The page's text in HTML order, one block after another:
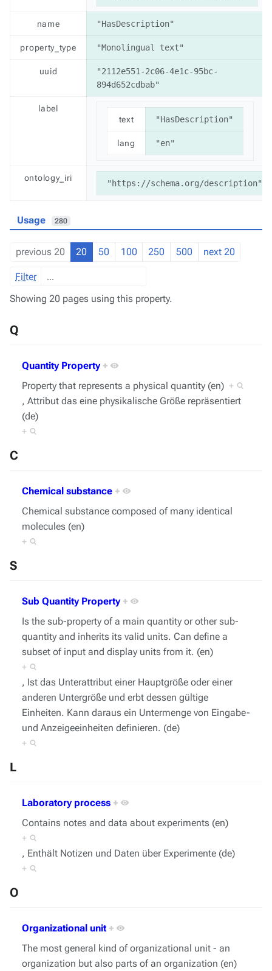
name "HasDescription"
property_type "Monolingual text"
uuid
"2112e551-2c06-4e1c-95bc-
894d652cdbab"
label
text
"HasDescription"
lang "en"
ontology_iri
"https://schema.org/description"
Usage 280
previous 20 20 50 100 250 500 next 20
Filter
Showing 20 pages using this property.
Q
Quantity Property +
Property that represents a physical quantity (en) +
, Attribut das eine physikalische Größe repräsentiert
(de)
+
C
Chemical substance +
Chemical substance composed of many identical
molecules (en)
+
S
Sub Quantity Property +
Is the sub-property of a main quantity or other sub-
quantity and inherits its valid units. Can define a
subset of input and display units from it. (en)
+
, Ist das Unterattribut einer Hauptgröße oder einer
anderen Untergröße und erbt dessen gültige
Einheiten. Kann daraus ein Untermenge von Eingabe-
und Anzeigeeinheiten definieren. (de)
+
L
Laboratory process +
Contains notes and data about experiments (en)
+
, Enthält Notizen und Daten über Experimente (de)
+
O
Organizational unit +
The most general kind of organizational unit - an
organization but also parts of an organization (en)